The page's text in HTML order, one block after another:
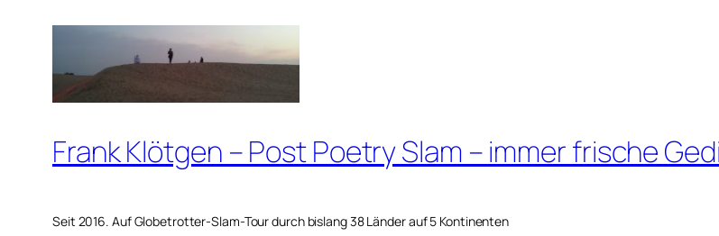
springen
Frank Klötgen – Post Poetry Slam – immer frische
Seit 2016. Auf Globetrotter-Slam-Tour durch bislang 38 Länder auf 5 Kontinenten